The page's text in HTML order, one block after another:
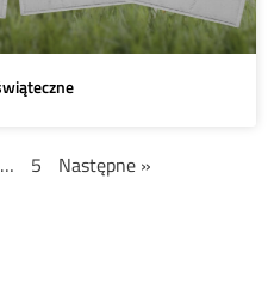
… 5 Następne »